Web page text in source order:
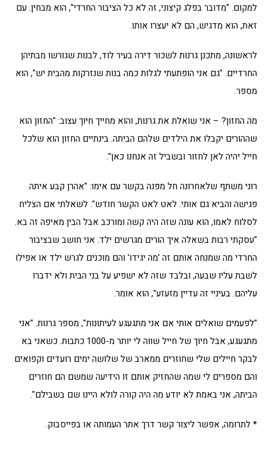
למקום. "מדובר בפלג קיצוני, זה לא כל הציבור החרדי", הוא מבחין. עם
זאת, הוא מדגיש, הם לא יעצרו אותו.
לראשונה, מתכנן גרנות לשכור דירה בעיר לוד, לבנות שגורשו מבתיהן
החרדיים. "גם אני הופתעתי לגלות כמה בנות שנזרקות מהבית יש", הוא
מספר.
מה החזון? – אני שואלת את גרנות, והוא מחייך חיוך עצוב: "החזון הוא
שההורים יקבלו את הילדים שלהם הביתה. בינתיים החזון הוא שלכל
חייל יהיה לאן לחזור ובשביל זה אנחנו כאן".
רוני משתף שלאחרונה חל מפנה בקשר עם אימו: "אהרן קבע איתה
פגישה והביא גם אותי. לאט לאט הקשר חודש". לשאלתי אם הצליח
לסלוח לאמו, הוא עונה שזה היה קשה ומורכב אבל הבין מאיפה זה בא.
"עסקתי רבות בשאלה איך הורים מגרשים ילד. אני חושב שבציבור
החרדי מה שמנחה אותם זה 'מה יגידו' והם מוכנים לגרש ילד או אפילו
לשבת עליו שבעה, ובלבד שזה לא ישפיע על בני הבית ולא ידברו
עליהם. בעיניי זה עדיין מזעזע", הוא אומר.
"לפעמים שואלים אותי אם אני מתגעגע לעיתונות", מספר גרנות. "אני
מתגעגע, אבל חיוך של חייל שווה לי יותר מ-1000 כתבות. כשאני בא
לבקר חיילים שלי שחוזרים ממארב של שלושה ימים רועדים וקפואים
והם מספרים לי שמה שהחזיק אותם זו הידיעה שמשם הם חוזרים
הביתה, אני באמת לא יודע מה היה קורה לולא היינו שם בשבילם".
* לתרומה, אפשר ליצור קשר דרך אתר העמותה או בפייסבוק.